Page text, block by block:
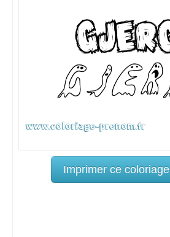
Imprimer ce coloriage